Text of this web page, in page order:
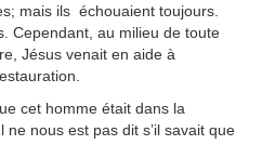
mais ils échouaient toujours.
Cependant, au milieu de toute
Jésus venait en aide à
cet homme était dans la
nous est pas dit s’il savait que